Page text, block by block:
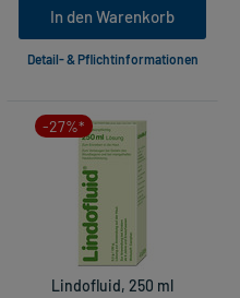
In den Warenkorb
Detail- & Pflichtinformationen
-27%*
Lindofluid, 250 ml